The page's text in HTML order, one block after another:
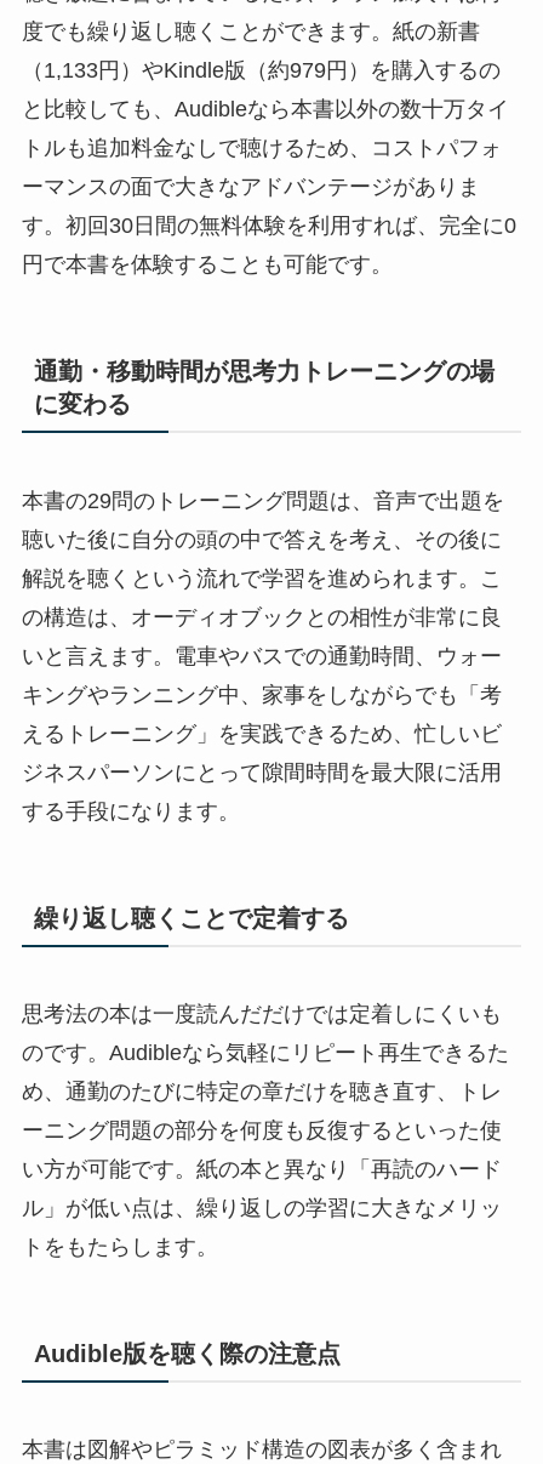
度でも繰り返し聴くことができます。紙の新書
（1,133円）やKindle版（約979円）を購入するの
と比較しても、Audibleなら本書以外の数十万タイ
トルも追加料金なしで聴けるため、コストパフォ
ーマンスの面で大きなアドバンテージがありま
す。初回30日間の無料体験を利用すれば、完全に0
円で本書を体験することも可能です。
通勤・移動時間が思考力トレーニングの場
に変わる
本書の29問のトレーニング問題は、音声で出題を
聴いた後に自分の頭の中で答えを考え、その後に
解説を聴くという流れで学習を進められます。こ
の構造は、オーディオブックとの相性が非常に良
いと言えます。電車やバスでの通勤時間、ウォー
キングやランニング中、家事をしながらでも「考
えるトレーニング」を実践できるため、忙しいビ
ジネスパーソンにとって隙間時間を最大限に活用
する手段になります。
繰り返し聴くことで定着する
思考法の本は一度読んだだけでは定着しにくいも
のです。Audibleなら気軽にリピート再生できるた
め、通勤のたびに特定の章だけを聴き直す、トレ
ーニング問題の部分を何度も反復するといった使
い方が可能です。紙の本と異なり「再読のハード
ル」が低い点は、繰り返しの学習に大きなメリッ
トをもたらします。
Audible版を聴く際の注意点
本書は図解やピラミッド構造の図表が多く含まれ